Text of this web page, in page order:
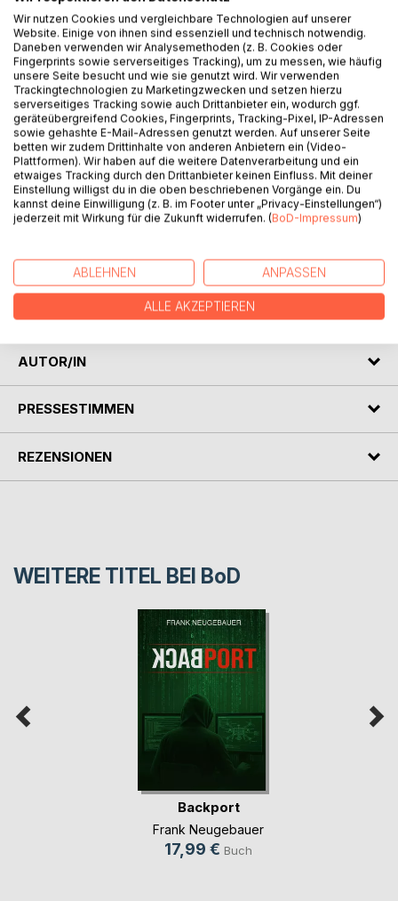
ehemaliges Kampfhubschraubergeschwader der NVA, das
in der Wendezeit aufgelöst wurde. Anfängliche
Recherchen deu- ten in die Zeit des Kalten Krieges.
Mithilfe verfügbarer Akten des Mi- nisteriums für
Staatssicherheit der DDR und der Befragung von
Zeitzeugen können die Polizisten den Fall nach und nach
aufrollen. Dabei merkt die Kommissarin spät, dass sie tiefer
in die Angelegenheit verstrickt ist, als sie eigentlich wollte.
Der zweite Roman des Autors führt die Leser*innen in eine
Zeit, in der sich noch beide deutschen Staaten feindlich
gegenüberstanden. Er beschreibt die Gedanken, Sorgen
und wann es zu einer Wiedervereinigung kommen würde.
Trotzdem haben es Menschen versucht, die DDR zu
verlassen und dabei ihr Leben riskiert.
AUTOR/IN
PRESSESTIMMEN
REZENSIONEN
WEITERE TITEL BEI BoD
Backport
Frank Neugebauer
17,99 € Buch
Wir nutzen Cookies und vergleichbare Technologien auf unserer
Website. Einige von ihnen sind essenziell und technisch notwendig.
Daneben verwenden wir Analysemethoden (z. B. Cookies oder
Fingerprints sowie serverseitiges Tracking), um zu messen, wie häufig
unsere Seite besucht und wie sie genutzt wird. Wir verwenden
Trackingtechnologien zu Marketingzwecken und setzen hierzu
serverseitiges Tracking sowie auch Drittanbieter ein, wodurch ggf.
geräteübergreifend Cookies, Fingerprints, Tracking-Pixel, IP-Adressen
sowie gehashte E-Mail-Adressen genutzt werden. Auf unserer Seite
betten wir zudem Drittinhalte von anderen Anbietern ein (Video-
Plattformen). Wir haben auf die weitere Datenverarbeitung und ein
etwaiges Tracking durch den Drittanbieter keinen Einfluss. Mit deiner
Einstellung willigst du in die oben beschriebenen Vorgänge ein. Du
kannst deine Einwilligung (z. B. im Footer unter „Privacy-Einstellungen“)
jederzeit mit Wirkung für die Zukunft widerrufen. (BoD-Impressum)
ABLEHNEN ANPASSEN
ALLE AKZEPTIEREN